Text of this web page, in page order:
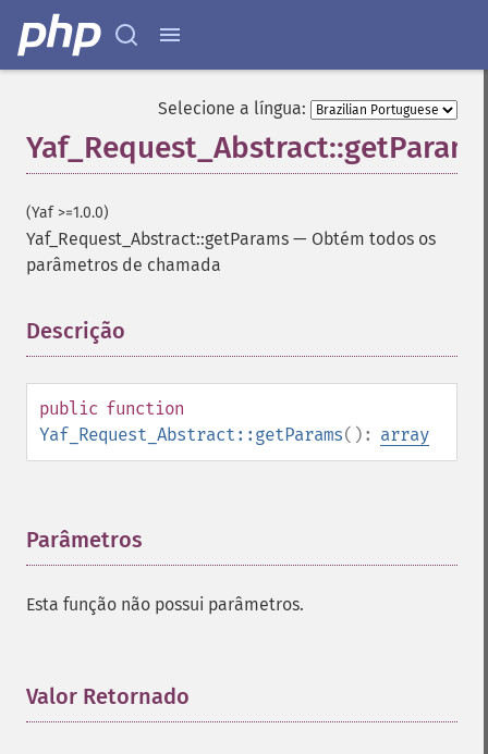
Selecione a língua:
(Yaf >=1.0.0)
Yaf_Request_Abstract::getParams — Obtém todos os
parâmetros de chamada
Descrição
public function
Yaf_Request_Abstract::getParams(): array
Parâmetros
Esta função não possui parâmetros.
Valor Retornado